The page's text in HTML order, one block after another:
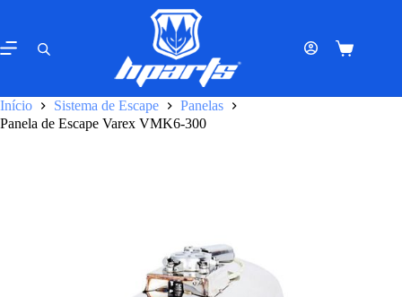
o
conteúdo
Carrinho
Início
Sistema de Escape
Panelas
Panela de Escape Varex VMK6-300